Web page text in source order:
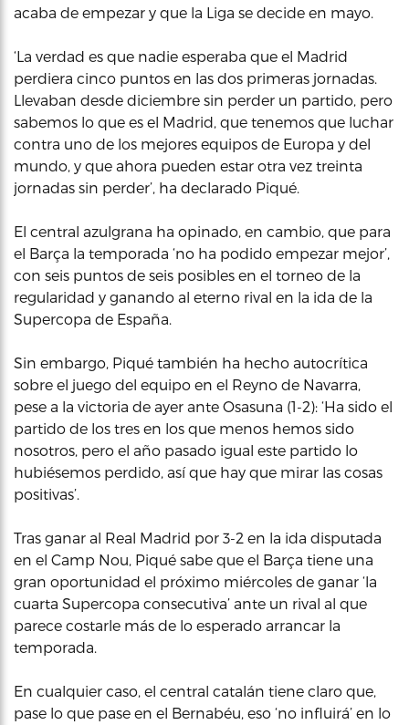
acaba de empezar y que la Liga se decide en mayo.
‘La verdad es que nadie esperaba que el Madrid
perdiera cinco puntos en las dos primeras jornadas.
Llevaban desde diciembre sin perder un partido, pero
sabemos lo que es el Madrid, que tenemos que luchar
contra uno de los mejores equipos de Europa y del
mundo, y que ahora pueden estar otra vez treinta
jornadas sin perder’, ha declarado Piqué.
El central azulgrana ha opinado, en cambio, que para
el Barça la temporada ‘no ha podido empezar mejor’,
con seis puntos de seis posibles en el torneo de la
regularidad y ganando al eterno rival en la ida de la
Supercopa de España.
Sin embargo, Piqué también ha hecho autocrítica
sobre el juego del equipo en el Reyno de Navarra,
pese a la victoria de ayer ante Osasuna (1-2): ‘Ha sido el
partido de los tres en los que menos hemos sido
nosotros, pero el año pasado igual este partido lo
hubiésemos perdido, así que hay que mirar las cosas
positivas’.
Tras ganar al Real Madrid por 3-2 en la ida disputada
en el Camp Nou, Piqué sabe que el Barça tiene una
gran oportunidad el próximo miércoles de ganar ‘la
cuarta Supercopa consecutiva’ ante un rival al que
parece costarle más de lo esperado arrancar la
temporada.
En cualquier caso, el central catalán tiene claro que,
pase lo que pase en el Bernabéu, eso ‘no influirá’ en lo